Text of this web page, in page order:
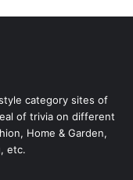
category sites of
of trivia on different
Home & Garden,
etc.